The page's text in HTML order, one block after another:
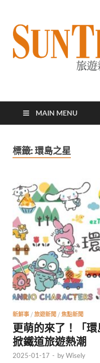
太陽網
MAIN MENU
標籤:環島之星
新鮮事 / 旅遊新聞 / 焦點新聞
更萌的來了！「
掀鐵道旅遊熱潮
2025-01-17 - byWisely